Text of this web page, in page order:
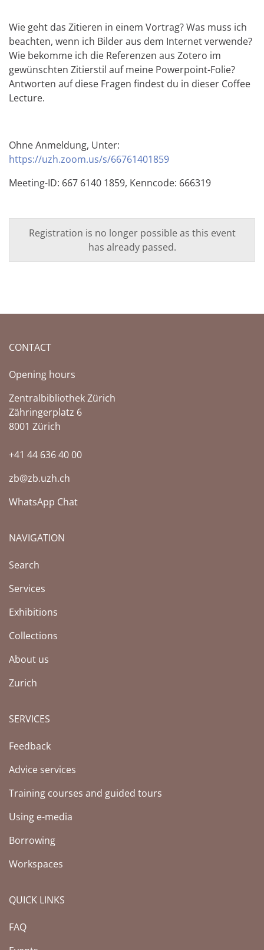
Wie geht das Zitieren in einem Vortrag? Was muss ich
beachten, wenn ich Bilder aus dem Internet verwende?
Wie bekomme ich die Referenzen aus Zotero im
gewünschten Zitierstil auf meine Powerpoint-Folie?
Antworten auf diese Fragen findest du in dieser Coffee
Lecture.
Ohne Anmeldung, Unter:
https://uzh.zoom.us/s/66761401859
Meeting-ID: 667 6140 1859, Kenncode: 666319
Registration is no longer possible as this event
has already passed.
CONTACT
Opening hours
Zentralbibliothek Zürich
Zähringerplatz 6
8001 Zürich
+41 44 636 40 00
zb@zb.uzh.ch
WhatsApp Chat
NAVIGATION
Search
Services
Exhibitions
Collections
About us
Zurich
SERVICES
Feedback
Advice services
Training courses and guided tours
Using e-media
Borrowing
Workspaces
QUICK LINKS
FAQ